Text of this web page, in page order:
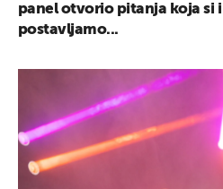
panel otvorio pitanja koja si i
postavljamo...